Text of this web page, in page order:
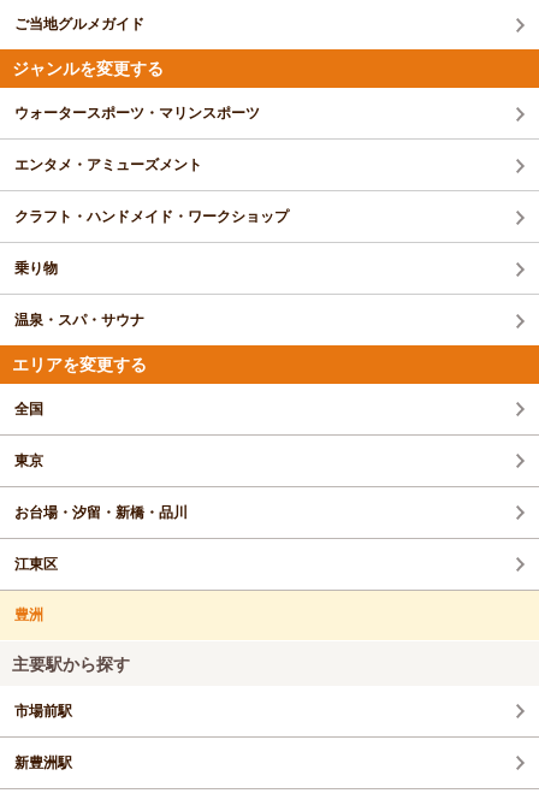
ご当地グルメガイド
ジャンルを変更する
ウォータースポーツ・マリンスポーツ
エンタメ・アミューズメント
クラフト・ハンドメイド・ワークショップ
乗り物
温泉・スパ・サウナ
エリアを変更する
全国
東京
お台場・汐留・新橋・品川
江東区
豊洲
主要駅から探す
市場前駅
新豊洲駅